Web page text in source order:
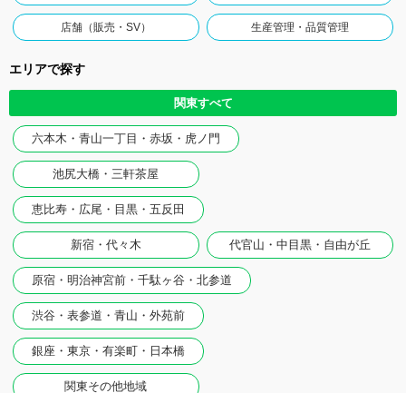
店舗（販売・SV） 生産管理・品質管理
エリアで探す
関東すべて
六本木・青山一丁目・赤坂・虎ノ門
池尻大橋・三軒茶屋
恵比寿・広尾・目黒・五反田
新宿・代々木 代官山・中目黒・自由が丘
原宿・明治神宮前・千駄ヶ谷・北参道
渋谷・表参道・青山・外苑前
銀座・東京・有楽町・日本橋
関東その他地域